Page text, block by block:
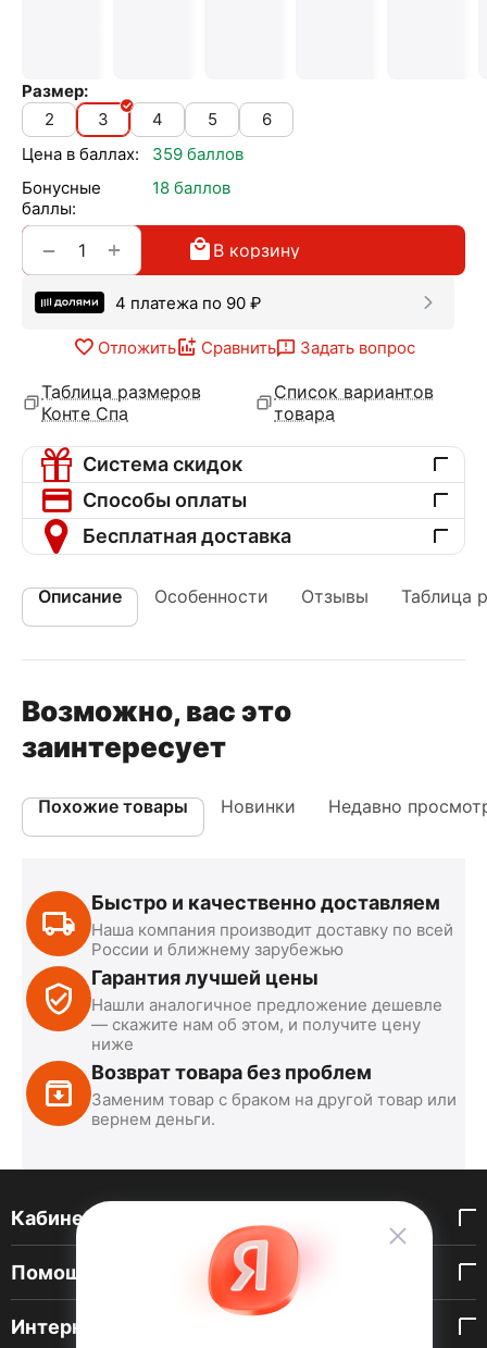
Размер:
2
3 4 5
6
Цена в баллах:
359 баллов
Бонусные
баллы:
18 баллов
+
− В корзину
4 платежа по 90 ₽
Отложить Сравнить Задать вопрос
Таблица размеров
Конте Спа
Список вариантов
товара
Система скидок
Способы оплаты
Бесплатная доставка
Описание Особенности Отзывы Таблица
Возможно, вас это
заинтересует
Похожие товары Новинки Недавно
Быстро и качественно доставляем
Наша компания производит доставку по всей
России и ближнему зарубежью
Гарантия лучшей цены
Нашли аналогичное предложение дешевле
— скажите нам об этом, и получите цену
ниже
Возврат товара без проблем
Заменим товар с браком на другой товар или
вернем деньги.
Кабинет покупателя
Помощь покупателю
Интернет-магазин